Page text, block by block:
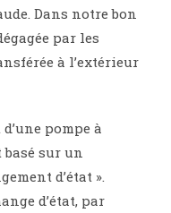
Dans notre bon
par les
à l’extérieur
pompe à
sur un
d’état ».
d’état, par